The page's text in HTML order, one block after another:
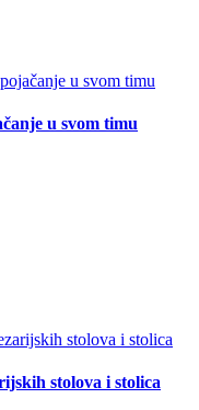
u svom timu
stolova i stolica